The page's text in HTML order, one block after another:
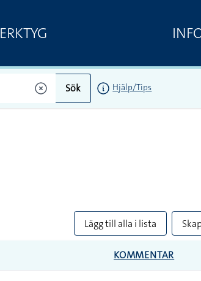
Sök Hjälp/Tips
Lägg till alla i lista
KOMMENTAR